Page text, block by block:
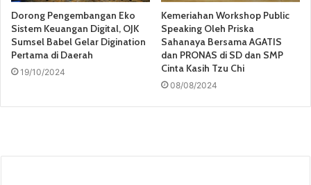
Dorong Pengembangan Eko
Sistem Keuangan Digital, OJK
Sumsel Babel Gelar Digination
Pertama di Daerah
19/10/2024
Kemeriahan Workshop Public
Speaking Oleh Priska
Sahanaya Bersama AGATIS
dan PRONAS di SD dan SMP
Cinta Kasih Tzu Chi
08/08/2024